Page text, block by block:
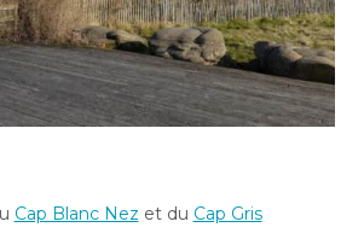
Cap Blanc Nez et du Cap Gris